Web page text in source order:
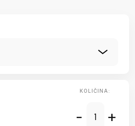
KOLIČINA:
- +